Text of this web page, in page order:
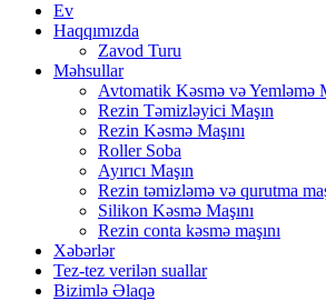
Ev
Haqqımızda
Zavod Turu
Məhsullar
Avtomatik Kəsmə və Yemləmə
Rezin Təmizləyici Maşın
Rezin Kəsmə Maşını
Roller Soba
Ayırıcı Maşın
Rezin təmizləmə və qurutma
Silikon Kəsmə Maşını
Rezin conta kəsmə maşını
Xəbərlər
Tez-tez verilən suallar
Bizimlə Əlaqə